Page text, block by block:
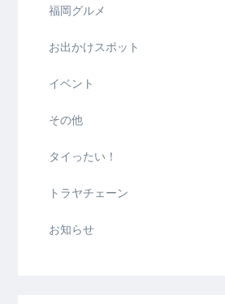
福岡グルメ
お出かけスポット
イベント
その他
タイったい！
トラヤチェーン
お知らせ